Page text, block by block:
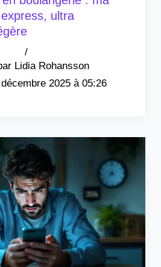
ultra
Lidia Rohansson
/
2025 à 05:26